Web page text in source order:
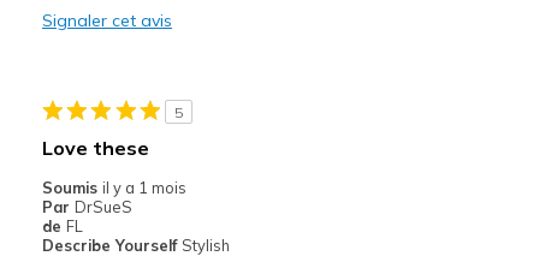
Signaler cet avis
5
Love these
Soumis il y a 1 mois
Par DrSueS
de FL
Describe Yourself Stylish